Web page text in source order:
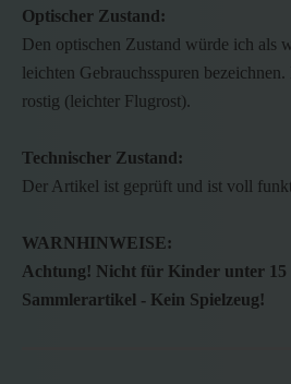
Optischer Zustand:
Den optischen Zustand würde ich als
leichten Gebrauchsspuren
rostig (leichter Flugrost).
Technischer Zustand:
Der Artikel ist geprüft und ist voll
WARNHINWEISE:
Achtung! Nicht für Kinder unter 15
Sammlerartikel - Kein Spielzeug!